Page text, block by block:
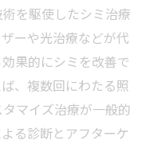
を駆使したシミ治療
ーや光治療などが代
果的にシミを改善で
、複数回にわたる照
マイズ治療が一般的
る診断とアフターケ